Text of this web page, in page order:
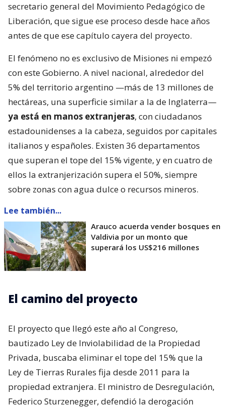
secretario general del Movimiento Pedagógico de
Liberación, que sigue ese proceso desde hace años
antes de que ese capítulo cayera del proyecto.
El fenómeno no es exclusivo de Misiones ni empezó
con este Gobierno. A nivel nacional, alrededor del
5% del territorio argentino —más de 13 millones de
hectáreas, una superficie similar a la de Inglaterra—
ya está en manos extranjeras, con ciudadanos
estadounidenses a la cabeza, seguidos por capitales
italianos y españoles. Existen 36 departamentos
que superan el tope del 15% vigente, y en cuatro de
ellos la extranjerización supera el 50%, siempre
sobre zonas con agua dulce o recursos mineros.
Lee también...
Arauco acuerda vender bosques en
Valdivia por un monto que
superará los US$216 millones
El camino del proyecto
El proyecto que llegó este año al Congreso,
bautizado Ley de Inviolabilidad de la Propiedad
Privada, buscaba eliminar el tope del 15% que la
Ley de Tierras Rurales fija desde 2011 para la
propiedad extranjera. El ministro de Desregulación,
Federico Sturzenegger, defendió la derogación